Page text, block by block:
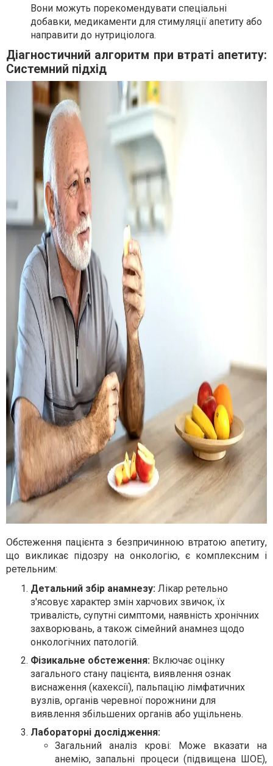
Вони можуть порекомендувати спеціальні
добавки, медикаменти для стимуляції апетиту або
направити до нутриціолога.
Діагностичний алгоритм при втраті апетиту:
Системний підхід
Обстеження пацієнта з безпричинною втратою апетиту,
що викликає підозру на онкологію, є комплексним і
ретельним:
Детальний збір анамнезу: Лікар ретельно
з'ясовує характер змін харчових звичок, їх
тривалість, супутні симптоми, наявність хронічних
захворювань, а також сімейний анамнез щодо
онкологічних патологій.
Фізикальне обстеження: Включає оцінку
загального стану пацієнта, виявлення ознак
виснаження (кахексії), пальпацію лімфатичних
вузлів, органів черевної порожнини для
виявлення збільшених органів або ущільнень.
Лабораторні дослідження:
Загальний аналіз крові: Може вказати на
анемію, запальні процеси (підвищена ШОЕ),